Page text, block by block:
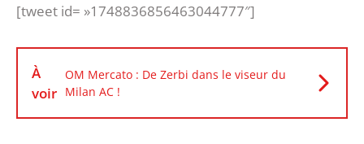
[tweet id= »1748836856463044777″]
À
voir
OM Mercato : De Zerbi dans le viseur du
Milan AC !